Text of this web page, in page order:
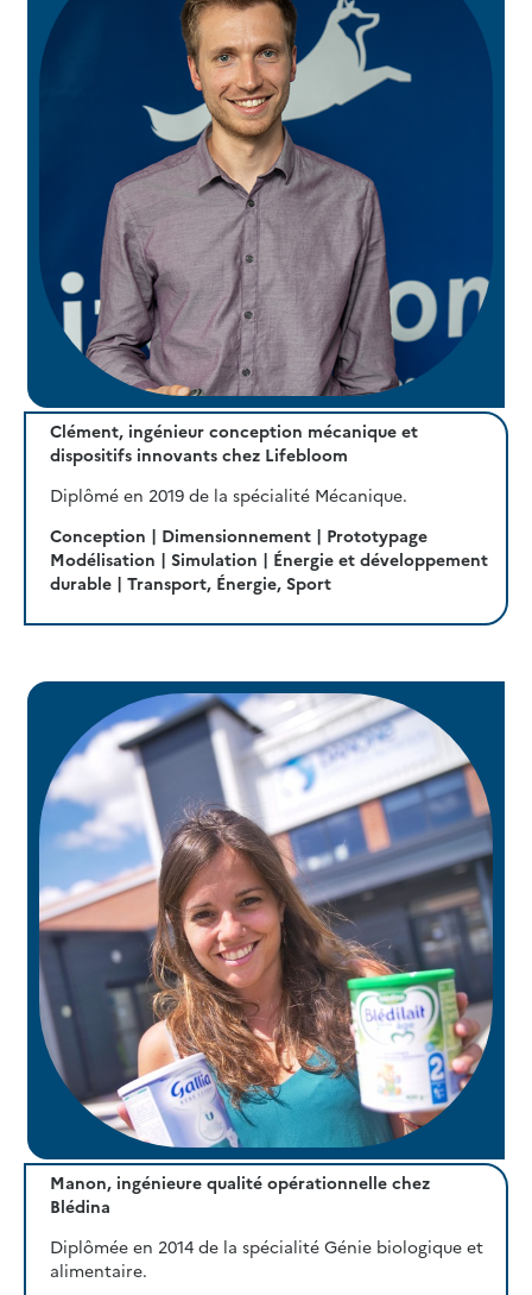
Clément, ingénieur conception mécanique et
dispositifs innovants chez Lifebloom
Diplômé en 2019 de la spécialité Mécanique.
Conception | Dimensionnement | Prototypage
Modélisation | Simulation | Énergie et développement
durable | Transport, Énergie, Sport
Manon, ingénieure qualité opérationnelle chez
Blédina
Diplômée en 2014 de la spécialité Génie biologique et
alimentaire.